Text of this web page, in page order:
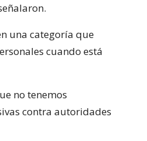
una categoría que
cuando está
no tenemos
contra autoridades